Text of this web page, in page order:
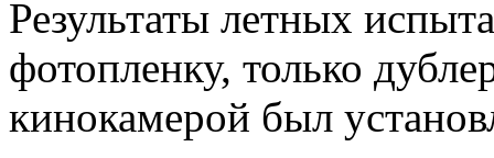
Результаты летных
фотопленку, только
кинокамерой был